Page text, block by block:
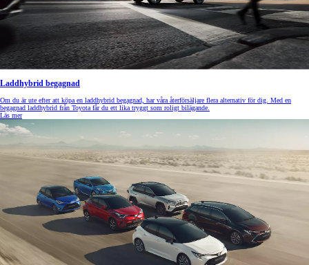
Laddhybrid begagnad
Om du är ute efter att köpa en laddhybrid begagnad, har våra återförsäljare flera alternativ för dig. Med en
begagnad laddhybrid från Toyota får du ett lika tryggt som roligt bilägande.
Läs mer